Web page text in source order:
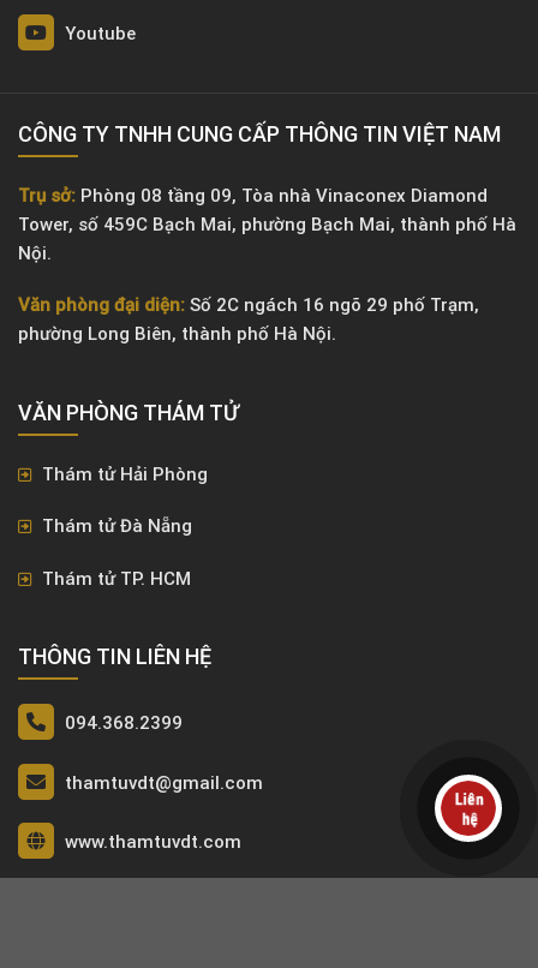
Youtube
CÔNG TY TNHH CUNG CẤP THÔNG TIN VIỆT NAM
Trụ sở: Phòng 08 tầng 09, Tòa nhà Vinaconex Diamond
Tower, số 459C Bạch Mai, phường Bạch Mai, thành phố Hà
Nội.
Văn phòng đại diện: Số 2C ngách 16 ngõ 29 phố Trạm,
phường Long Biên, thành phố Hà Nội.
VĂN PHÒNG ​THÁM TỬ
Thám tử Hải Phòng
Thám tử Đà Nẵng
Thám tử TP. HCM
THÔNG TIN LIÊN HỆ
094.368.2399
thamtuvdt@gmail.com
www.thamtuvdt.com